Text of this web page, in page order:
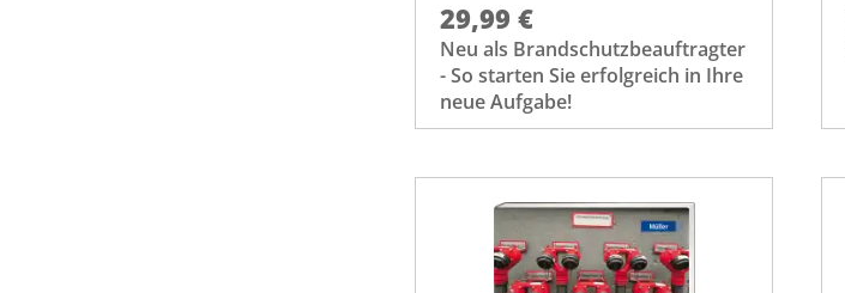
29,99 €
Neu als Brandschutzbeauftragter
- So starten Sie erfolgreich in Ihre
neue Aufgabe!